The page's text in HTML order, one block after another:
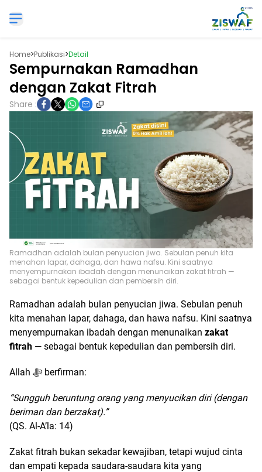
Home>Publikasi>Detail
Sempurnakan Ramadhan
dengan Zakat Fitrah
Share :
Ramadhan adalah bulan penyucian jiwa. Sebulan penuh kita
menahan lapar, dahaga, dan hawa nafsu. Kini saatnya
menyempurnakan ibadah dengan menunaikan zakat fitrah —
sebagai bentuk kepedulian dan pembersih diri.
Ramadhan adalah bulan penyucian jiwa. Sebulan penuh
kita menahan lapar, dahaga, dan hawa nafsu. Kini saatnya
menyempurnakan ibadah dengan menunaikan zakat
fitrah — sebagai bentuk kepedulian dan pembersih diri.
Allah ﷻ berfirman:
“Sungguh beruntung orang yang menyucikan diri (dengan
beriman dan berzakat).”
(QS. Al-A’la: 14)
Zakat fitrah bukan sekadar kewajiban, tetapi wujud cinta
dan empati kepada saudara-saudara kita yang